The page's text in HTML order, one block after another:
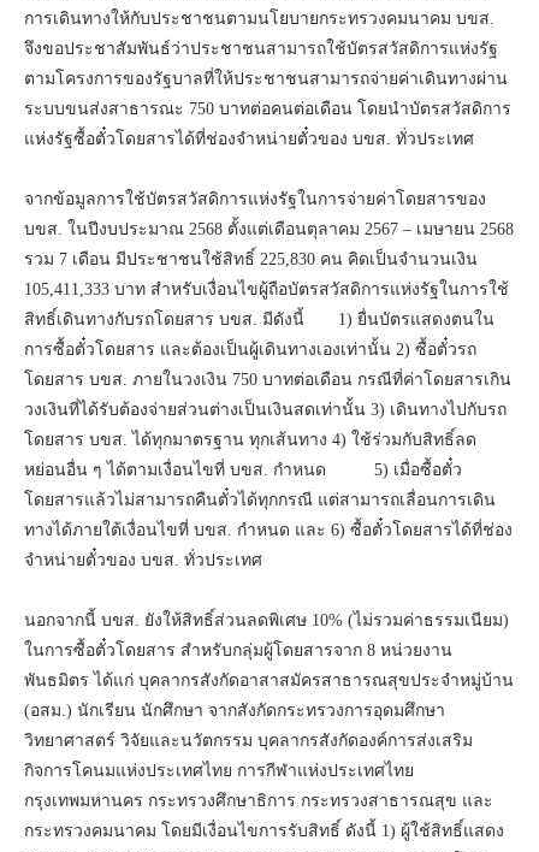
การเดินทางให้กับประชาชนตามนโยบายกระทรวงคมนาคม บขส.
จึงขอประชาสัมพันธ์ว่าประชาชนสามารถใช้บัตรสวัสดิการแห่งรัฐ
ตามโครงการของรัฐบาลที่ให้ประชาชนสามารถจ่ายค่าเดินทางผ่าน
ระบบขนส่งสาธารณะ 750 บาทต่อคนต่อเดือน โดยนำบัตรสวัสดิการ
แห่งรัฐซื้อตั๋วโดยสารได้ที่ช่องจำหน่ายตั๋วของ บขส. ทั่วประเทศ
จากข้อมูลการใช้บัตรสวัสดิการแห่งรัฐในการจ่ายค่าโดยสารของ
บขส. ในปีงบประมาณ 2568 ตั้งแต่เดือนตุลาคม 2567 – เมษายน 2568
รวม 7 เดือน มีประชาชนใช้สิทธิ์ 225,830 คน คิดเป็นจำนวนเงิน
105,411,333 บาท สำหรับเงื่อนไขผู้ถือบัตรสวัสดิการแห่งรัฐในการใช้
สิทธิ์เดินทางกับรถโดยสาร บขส. มีดังนี้ 1) ยื่นบัตรแสดงตนใน
การซื้อตั๋วโดยสาร และต้องเป็นผู้เดินทางเองเท่านั้น 2) ซื้อตั๋วรถ
โดยสาร บขส. ภายในวงเงิน 750 บาทต่อเดือน กรณีที่ค่าโดยสารเกิน
วงเงินที่ได้รับต้องจ่ายส่วนต่างเป็นเงินสดเท่านั้น 3) เดินทางไปกับรถ
โดยสาร บขส. ได้ทุกมาตรฐาน ทุกเส้นทาง 4) ใช้ร่วมกับสิทธิ์ลด
หย่อนอื่น ๆ ได้ตามเงื่อนไขที่ บขส. กำหนด 5) เมื่อซื้อตั๋ว
โดยสารแล้วไม่สามารถคืนตั๋วได้ทุกกรณี แต่สามารถเลื่อนการเดิน
ทางได้ภายใต้เงื่อนไขที่ บขส. กำหนด และ 6) ซื้อตั๋วโดยสารได้ที่ช่อง
จำหน่ายตั๋วของ บขส. ทั่วประเทศ
นอกจากนี้ บขส. ยังให้สิทธิ์ส่วนลดพิเศษ 10% (ไม่รวมค่าธรรมเนียม)
ในการซื้อตั๋วโดยสาร สำหรับกลุ่มผู้โดยสารจาก 8 หน่วยงาน
พันธมิตร ได้แก่ บุคลากรสังกัดอาสาสมัครสาธารณสุขประจำหมู่บ้าน
(อสม.) นักเรียน นักศึกษา จากสังกัดกระทรวงการอุดมศึกษา
วิทยาศาสตร์ วิจัยและนวัตกรรม บุคลากรสังกัดองค์การส่งเสริม
กิจการโคนมแห่งประเทศไทย การกีฬาแห่งประเทศไทย
กรุงเทพมหานคร กระทรวงศึกษาธิการ กระทรวงสาธารณสุข และ
กระทรวงคมนาคม โดยมีเงื่อนไขการรับสิทธิ์ ดังนี้ 1) ผู้ใช้สิทธิ์แสดง